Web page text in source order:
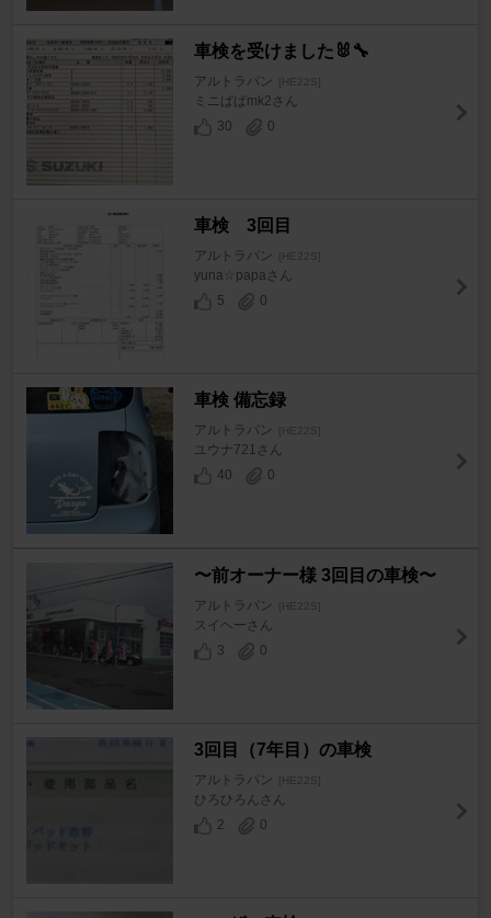
車検を受けました🐰🔧
アルトラパン [HE22S]
ミニぱぱmk2さん
30
0
車検 3回目
アルトラパン [HE22S]
yuna☆papaさん
5
0
車検 備忘録
アルトラパン [HE22S]
ユウナ721さん
40
0
〜前オーナー様 3回目の車検〜
アルトラパン [HE22S]
スイヘーさん
3
0
3回目（7年目）の車検
アルトラパン [HE22S]
ひろひろんさん
2
0